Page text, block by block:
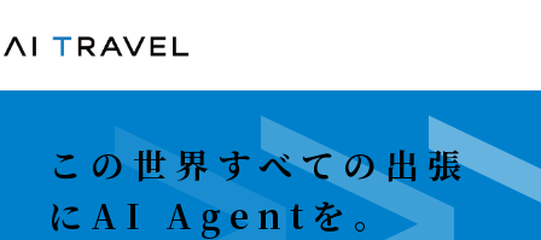
この世界すべての出張
にAI Agentを。